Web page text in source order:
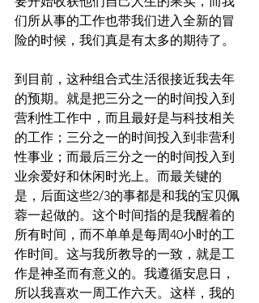
们所从事的工作也带我们进入全新的冒
险的时候，我们真是有太多的期待了。
到目前，这种组合式生活很接近我去年
的预期。就是把三分之一的时间投入到
营利性工作中，而且最好是与科技相关
的工作；三分之一的时间投入到非营利
性事业；而最后三分之一的时间投入到
业余爱好和休闲时光上。而最关键的
是，后面这些2/3的事都是和我的宝贝佩
蓉一起做的。这个时间指的是我醒着的
所有时间，而不单单是每周40小时的工
作时间。这与我所教导的一致，就是工
作是神圣而有意义的。我遵循安息日，
所以我喜欢一周工作六天。这样，我的